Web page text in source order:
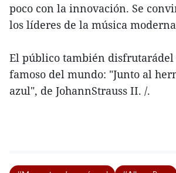
poco con la innovación. Se
los líderes de la música
El público también disfrutarádel
famoso del mundo: "Junto al
azul", de JohannStrauss II. /.